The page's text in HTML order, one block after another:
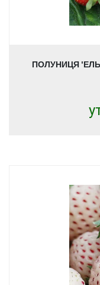
ПОЛУНИЦЯ